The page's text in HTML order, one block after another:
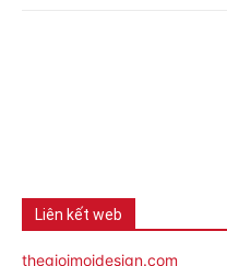
Liên kết web
thegioimoidesign.com